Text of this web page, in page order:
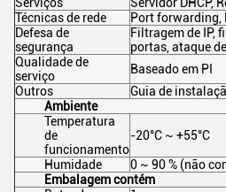
Técnicas de rede
Port forwarding,
Defesa de
segurança
Filtragem de IP,
portas, ataque
Qualidade de
serviço
Baseado em PI
Outros
Guia de
Ambiente
Temperatura
de
funcionamento
-20°C ~ +55°C
Humidade
0 ~ 90 % (não
Embalagem contém